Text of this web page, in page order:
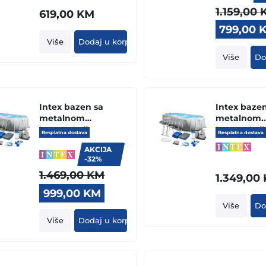
26720
619,00 KM
Više Dodaj u korpu
1.159,00
Original
price
was:
1.159,00
799,00
Više
Intex bazen sa
metalnom
konstrukcijom
PRISM FRAME
OVAL
503x274x122cm
26796
Besplatna dostava
AKCIJA
-32%
1.469,00KM
Original
price
was:
1.469,00 KM.
999,00 KM
price
is:
999,00 KM.
Više Dodaj u korpu
Intex
metalnom
PRISM
OVAL
26798NP
Besplatna dostava
1.349,00
Više